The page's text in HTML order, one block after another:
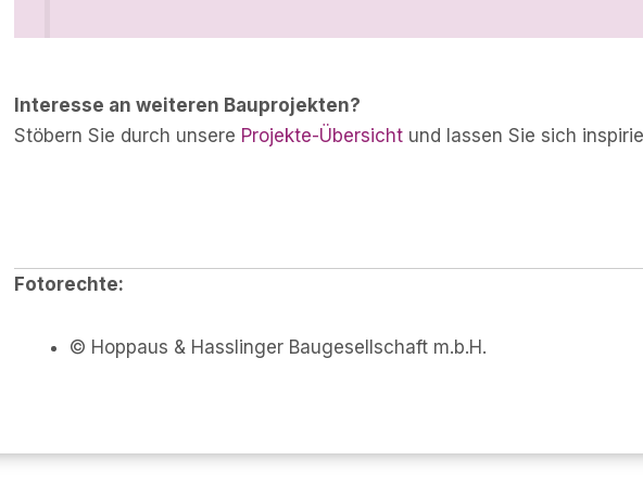
Interesse an weiteren Bauprojekten?
Stöbern Sie durch unsere Projekte-Übersicht und lassen Sie sich
Fotorechte:
© Hoppaus & Hasslinger Baugesellschaft m.b.H.